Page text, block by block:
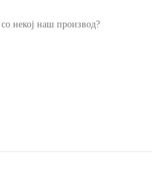
некој наш производ?